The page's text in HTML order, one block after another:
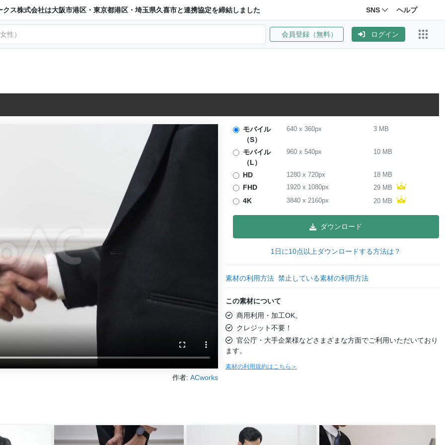
クス株式会社は大阪市港区・東京都港区・埼玉県久喜市と連携協定を締結しました SNS ヘルプ
会員登録（無料） ログイン
作者: ACworks
モバイル
（S）
640x 360px 3 MB
モバイル
（L）
960x 540px 10 MB
HD 1280x 720px 18 MB
FHD 1920x 1080px 29 MB
4K 3840x 2160px 20 MB
ダウンロード
1日に10点以上ダウンロードする方法は？
素材の利用方法 禁止している素材の利用方法
この素材について
商用利用・加工OK。
クレジット不要！
官公庁・大手企業様などさまざまな方面でご利用いただいており
ます。
素材の利用規約はこちら＞